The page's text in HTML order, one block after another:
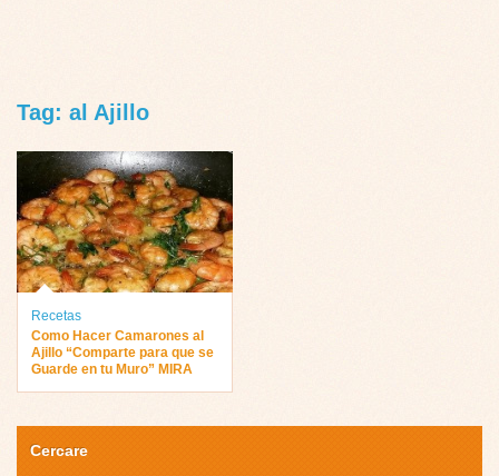
Tag: al Ajillo
Recetas
Como Hacer Camarones al
Ajillo “Comparte para que se
Guarde en tu Muro” MIRA
Cercare